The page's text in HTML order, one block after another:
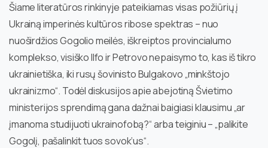
Šiame literatūros rinkinyje pateikiamas visas požiūrių į
Ukrainą imperinės kultūros ribose spektras – nuo
nuoširdžios Gogolio meilės, iškreiptos provincialumo
komplekso, visiško Ilfo ir Petrovo nepaisymo to, kas iš tikro
ukrainietiška, iki rusų šovinisto Bulgakovo „minkštojo
ukrainizmo“. Todėl diskusijos apie abejotiną Švietimo
ministerijos sprendimą gana dažnai baigiasi klausimu „ar
įmanoma studijuoti ukrainofobą?“ arba teiginiu – „palikite
Gogolį, pašalinkit tuos sovok‘us“.